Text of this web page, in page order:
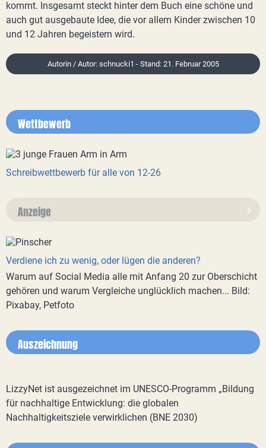
kommt. Insgesamt steckt hinter dem Buch eine schöne und
auch gut ausgebaute Idee, die vor allem Kinder zwischen 10
und 12 Jahren begeistern wird.
Autorin / Autor: schnucki1 - Stand: 21. Februar 2005
Wettbewerb
Schreibwettbewerb für alle von 12-26
Anzeige
Verdiene ich zu wenig, oder lügen die anderen?
Warum auf Social Media alle mit Anfang 20 zur Oberschicht
gehören und warum Vergleiche unglücklich machen... Bild:
Pixabay, Petfoto
Auszeichnung
LizzyNet ist ausgezeichnet im UNESCO-Programm „Bildung
für nachhaltige Entwicklung: die globalen
Nachhaltigkeitsziele verwirklichen (BNE 2030)